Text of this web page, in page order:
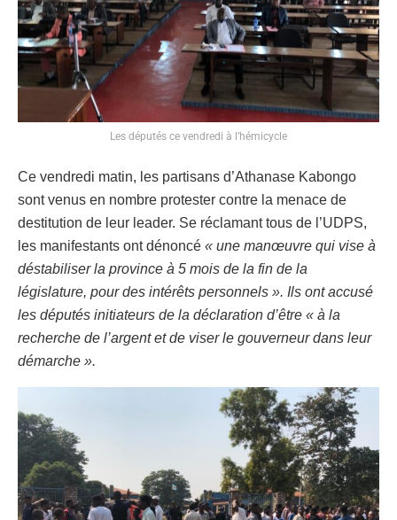
Les députés ce vendredi à l’hémicycle
Ce vendredi matin, les partisans d’Athanase Kabongo
sont venus en nombre protester contre la menace de
destitution de leur leader. Se réclamant tous de l’UDPS,
les manifestants ont dénoncé « une manœuvre qui vise à
déstabiliser la province à 5 mois de la fin de la
législature, pour des intérêts personnels ». Ils ont accusé
les députés initiateurs de la déclaration d’être « à la
recherche de l’argent et de viser le gouverneur dans leur
démarche ».